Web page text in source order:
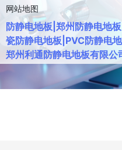
网站地图
防静电地板|郑州防静电地
瓷防静电地板|PVC防静电
郑州利通防静电地板有限公